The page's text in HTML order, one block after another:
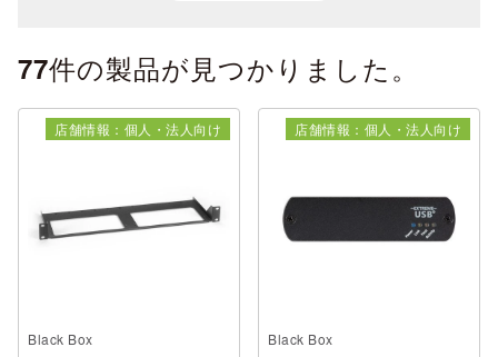
77件の製品が見つかりました。
店舗情報：個人・法人向け
Black Box
店舗情報：個人・法人向け
Black Box